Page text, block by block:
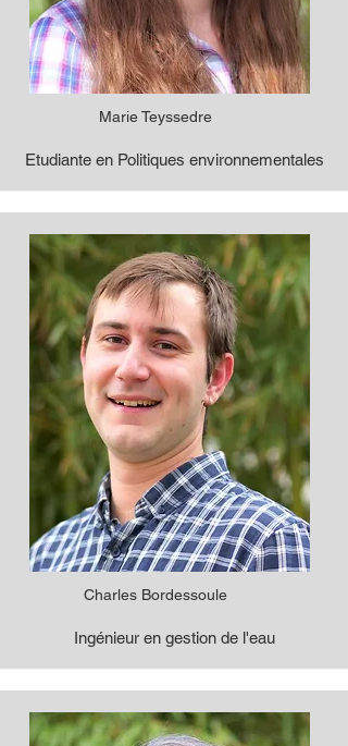
Marie Teyssedre
Etudiante en Politiques environnementales
Charles Bordessoule
Ingénieur en gestion de l'eau